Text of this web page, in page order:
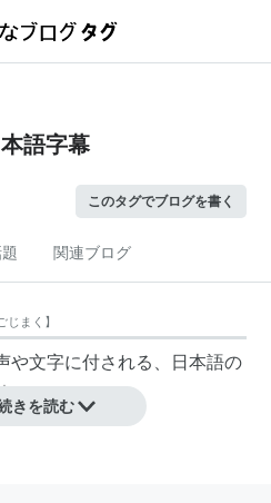
本語字幕
このタグでブログを書く
関連ブログ
じまく 】
や文字に付される、日本語の
。
きを読む